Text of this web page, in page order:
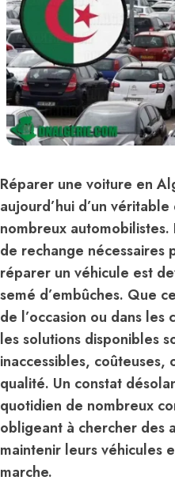
Réparer une voiture en
aujourd’hui d’un
nombreux automobilistes.
de rechange nécessaires
réparer un véhicule est
semé d’embûches. Que
de l’occasion ou dans les
les solutions disponibles
inaccessibles, coûteuses,
qualité. Un constat
quotidien de nombreux
obligeant à chercher des
maintenir leurs véhicules
marche.